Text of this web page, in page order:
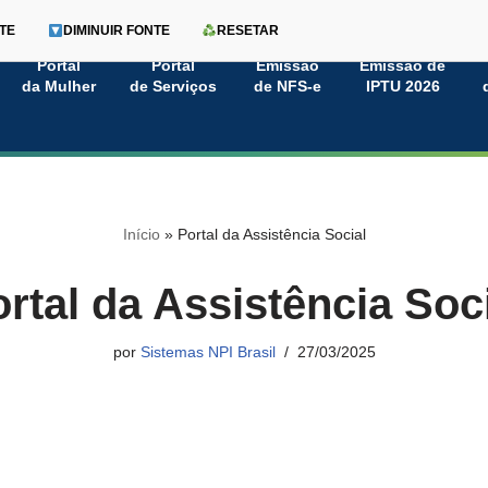
Portal
da Mulher
Portal
de Serviços
Emissão
de NFS-e
Emissão de
IPTU 2026
DIMINUIR FONTE RESETAR
Início» Portal da Assistência Social
da Assistência
por Sistemas NPI Brasil 27/03/2025